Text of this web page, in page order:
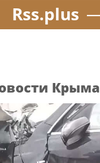
Rss.plus
Крыма